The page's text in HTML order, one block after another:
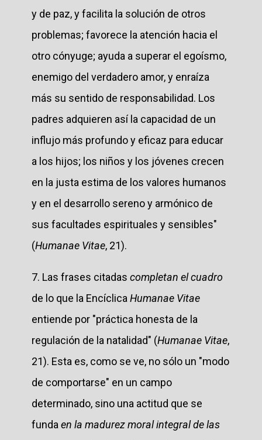
y de paz, y facilita la solución de otros
problemas; favorece la atención hacia el
otro cónyuge; ayuda a superar el egoísmo,
enemigo del verdadero amor, y enraíza
más su sentido de responsabilidad. Los
padres adquieren así la capacidad de un
influjo más profundo y eficaz para educar
a los hijos; los niños y los jóvenes crecen
en la justa estima de los valores humanos
y en el desarrollo sereno y armónico de
sus facultades espirituales y sensibles"
(Humanae Vitae, 21).
7. Las frases citadas completan el cuadro
de lo que la Encíclica Humanae Vitae
entiende por "práctica honesta de la
regulación de la natalidad" (Humanae Vitae,
21). Esta es, como se ve, no sólo un "modo
de comportarse" en un campo
determinado, sino una actitud que se
funda en la madurez moral integral de las